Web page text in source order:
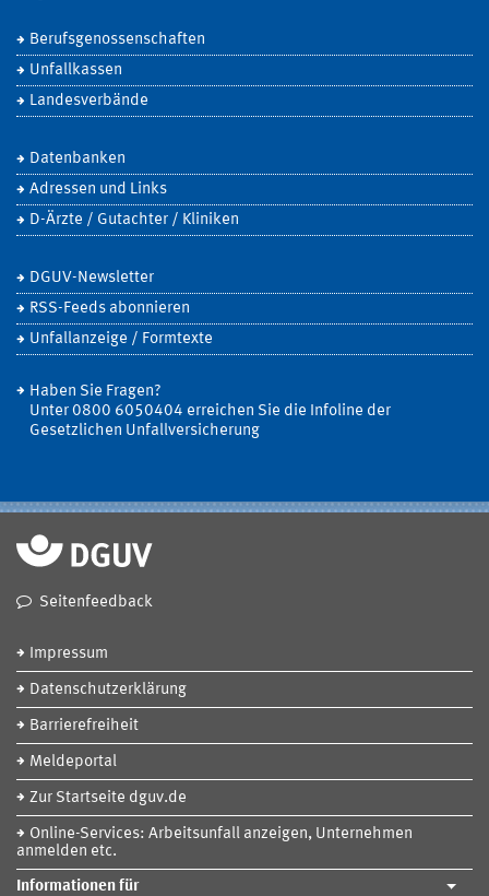
Berufsgenossenschaften
Unfallkassen
Landesverbände
Datenbanken
Adressen und Links
D-Ärzte / Gutachter / Kliniken
DGUV-Newsletter
RSS-Feeds abonnieren
Unfallanzeige / Formtexte
Haben Sie Fragen?
Unter 0800 6050404 erreichen Sie die Infoline der
Gesetzlichen Unfallversicherung
Seitenfeedback
Impressum
Datenschutzerklärung
Barrierefreiheit
Meldeportal
Zur Startseite dguv.de
Online-Services: Arbeitsunfall anzeigen, Unternehmen
anmelden etc.
Informationen für